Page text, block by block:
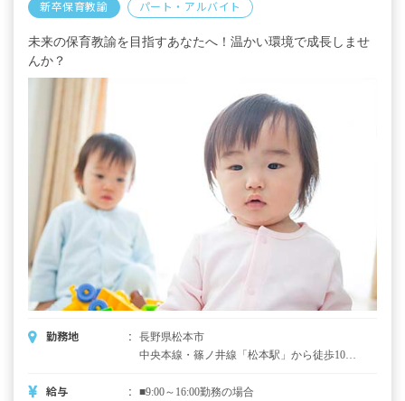
新卒保育教諭 パート・アルバイト
未来の保育教諭を目指すあなたへ！温かい環境で成長しませ
んか？
勤務地
長野県松本市
中央本線・篠ノ井線「松本駅」から徒歩10分
車場・駐輪場完備） ◇駅前には飲食店やコン
給与
■9:00～16:00勤務の場合